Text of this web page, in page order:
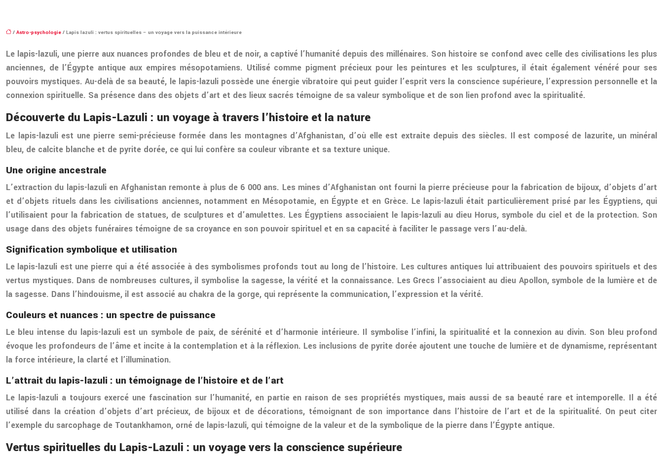
/ Astro-psychologie / Lapis lazuli : vertus spirituelles – un voyage vers la puissance intérieure
Le lapis-lazuli, une pierre aux nuances profondes de bleu et de noir, a captivé l’humanité depuis des millénaires. Son histoire se confond avec celle des civilisations les plus
anciennes, de l’Égypte antique aux empires mésopotamiens. Utilisé comme pigment précieux pour les peintures et les sculptures, il était également vénéré pour ses
pouvoirs mystiques. Au-delà de sa beauté, le lapis-lazuli possède une énergie vibratoire qui peut guider l’esprit vers la conscience supérieure, l’expression personnelle et la
connexion spirituelle. Sa présence dans des objets d’art et des lieux sacrés témoigne de sa valeur symbolique et de son lien profond avec la spiritualité.
Découverte du Lapis-Lazuli : un voyage à travers l’histoire et la nature
Le lapis-lazuli est une pierre semi-précieuse formée dans les montagnes d’Afghanistan, d’où elle est extraite depuis des siècles. Il est composé de lazurite, un minéral
bleu, de calcite blanche et de pyrite dorée, ce qui lui confère sa couleur vibrante et sa texture unique.
Une origine ancestrale
L’extraction du lapis-lazuli en Afghanistan remonte à plus de 6 000 ans. Les mines d’Afghanistan ont fourni la pierre précieuse pour la fabrication de bijoux, d’objets d’art
et d’objets rituels dans les civilisations anciennes, notamment en Mésopotamie, en Égypte et en Grèce. Le lapis-lazuli était particulièrement prisé par les Égyptiens, qui
l’utilisaient pour la fabrication de statues, de sculptures et d’amulettes. Les Égyptiens associaient le lapis-lazuli au dieu Horus, symbole du ciel et de la protection. Son
usage dans des objets funéraires témoigne de sa croyance en son pouvoir spirituel et en sa capacité à faciliter le passage vers l’au-delà.
Signification symbolique et utilisation
Le lapis-lazuli est une pierre qui a été associée à des symbolismes profonds tout au long de l’histoire. Les cultures antiques lui attribuaient des pouvoirs spirituels et des
vertus mystiques. Dans de nombreuses cultures, il symbolise la sagesse, la vérité et la connaissance. Les Grecs l’associaient au dieu Apollon, symbole de la lumière et de
la sagesse. Dans l’hindouisme, il est associé au chakra de la gorge, qui représente la communication, l’expression et la vérité.
Couleurs et nuances : un spectre de puissance
Le bleu intense du lapis-lazuli est un symbole de paix, de sérénité et d’harmonie intérieure. Il symbolise l’infini, la spiritualité et la connexion au divin. Son bleu profond
évoque les profondeurs de l’âme et incite à la contemplation et à la réflexion. Les inclusions de pyrite dorée ajoutent une touche de lumière et de dynamisme, représentant
la force intérieure, la clarté et l’illumination.
L’attrait du lapis-lazuli : un témoignage de l’histoire et de l’art
Le lapis-lazuli a toujours exercé une fascination sur l’humanité, en partie en raison de ses propriétés mystiques, mais aussi de sa beauté rare et intemporelle. Il a été
utilisé dans la création d’objets d’art précieux, de bijoux et de décorations, témoignant de son importance dans l’histoire de l’art et de la spiritualité. On peut citer
l’exemple du sarcophage de Toutankhamon, orné de lapis-lazuli, qui témoigne de la valeur et de la symbolique de la pierre dans l’Égypte antique.
Vertus spirituelles du Lapis-Lazuli : un voyage vers la conscience supérieure